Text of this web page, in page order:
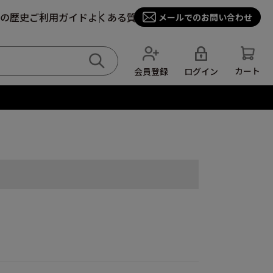
歴史ご利用ガイドよくある質問 メールでのお問い合わせ
会員登録 ログイン カート